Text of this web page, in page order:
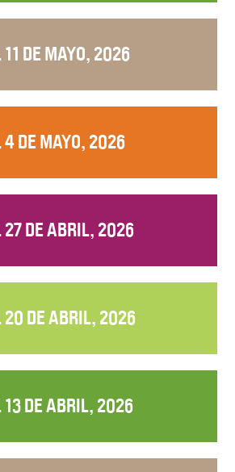
DE MAYO, 2026
4 DE MAYO, 2026
27 DE ABRIL, 2026
20 DE ABRIL, 2026
13 DE ABRIL, 2026